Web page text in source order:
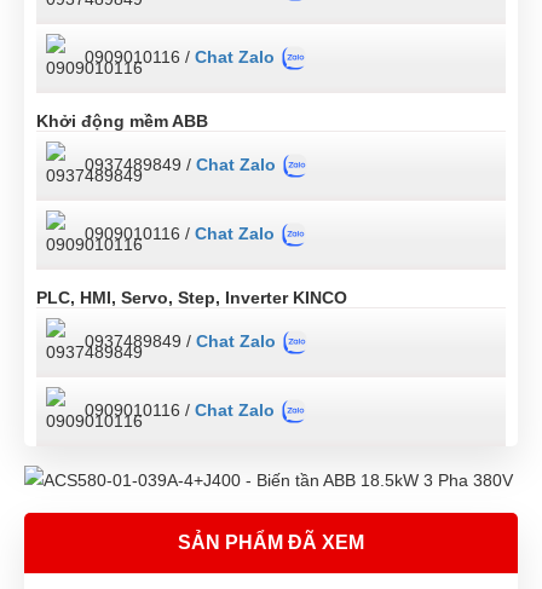
0909010116 / Chat Zalo
Khởi động mềm ABB
0937489849 / Chat Zalo
0909010116 / Chat Zalo
PLC, HMI, Servo, Step, Inverter KINCO
0937489849 / Chat Zalo
0909010116 / Chat Zalo
SẢN PHẨM ĐÃ XEM